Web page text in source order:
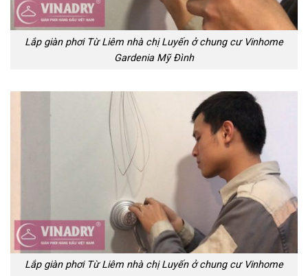
Lắp giàn phơi Từ Liêm nhà chị Luyến ở chung cư Vinhome
Gardenia Mỹ Đình
Lắp giàn phơi Từ Liêm nhà chị Luyến ở chung cư Vinhome